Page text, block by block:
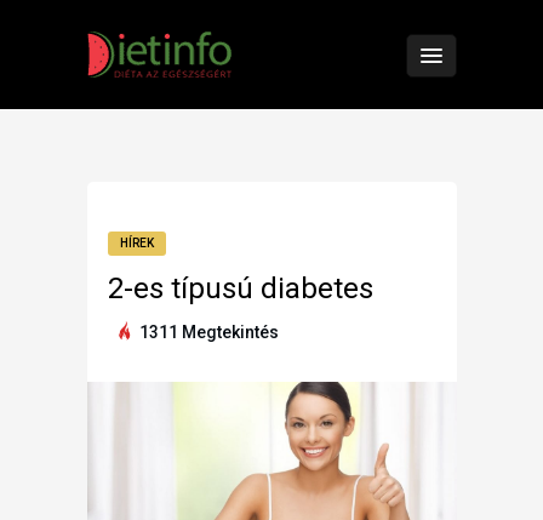
HÍREK
2-es típusú diabetes
1311 Megtekintés